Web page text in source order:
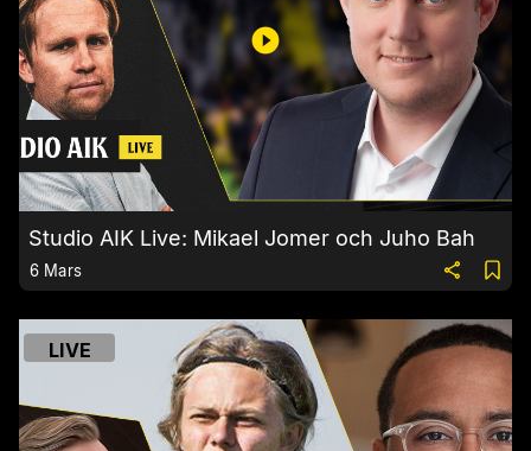
Studio AIK Live: Mikael Jomer och Juho Bah
6 Mars
LIVE